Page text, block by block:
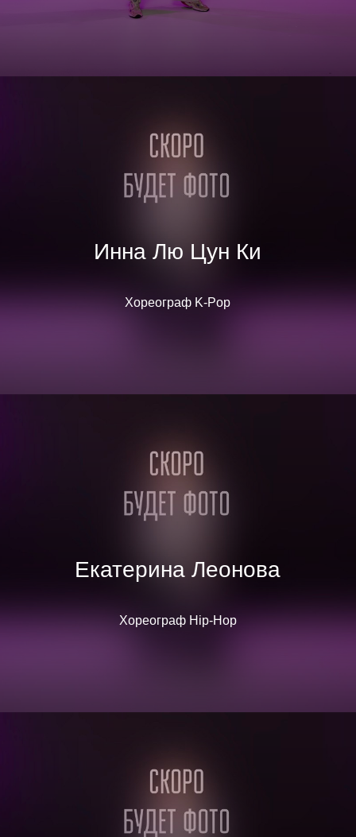
Инна Лю Цун Ки
Хореограф K-Pop
Екатерина Леонова
Хореограф Hip-Hop